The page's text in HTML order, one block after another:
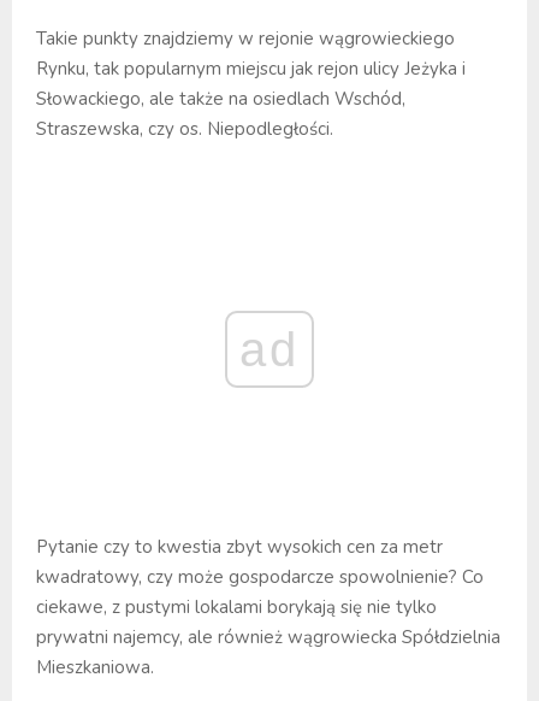
Takie punkty znajdziemy w rejonie wągrowieckiego
Rynku, tak popularnym miejscu jak rejon ulicy Jeżyka i
Słowackiego, ale także na osiedlach Wschód,
Straszewska, czy os. Niepodległości.
ad
Pytanie czy to kwestia zbyt wysokich cen za metr
kwadratowy, czy może gospodarcze spowolnienie? Co
ciekawe, z pustymi lokalami borykają się nie tylko
prywatni najemcy, ale również wągrowiecka Spółdzielnia
Mieszkaniowa.